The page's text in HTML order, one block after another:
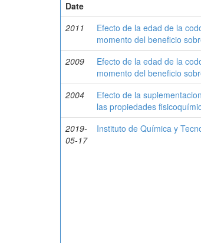
Date
2011
Efecto de la edad de la
momento del beneficio
2009
Efecto de la edad de la
momento del beneficio
2004
Efecto de la
las propiedades
2019-
05-17
Instituto de Química y